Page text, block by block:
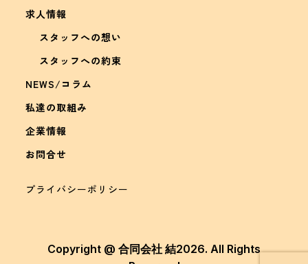
求人情報
スタッフへの想い
スタッフへの約束
NEWS/コラム
私達の取組み
企業情報
お問合せ
プライバシーポリシー
Copyright @ 合同会社 結2026. All Rights